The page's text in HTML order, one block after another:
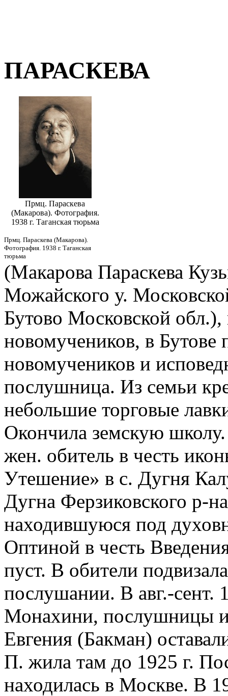
ПАРАСКЕВА
Прмц. Параскева
(Макарова). Фотография.
1938 г. Таганская тюрьма
Прмц. Параскева (Макарова).
Фотография. 1938 г. Таганская
тюрьма
(Макарова Параскева
Можайского у.
Бутово Московской
новомучеников, в
новомучеников и
послушница. Из семьи
небольшие торговые
Окончила земскую
жен. обитель в честь
Утешение» в с. Дугня
Дугна Ферзиковского р-
находившуюся под
Оптиной в честь
пуст. В обители
послушании. В авг.-сент.
Монахини, послушницы и
Евгения (Бакман)
П. жила там до 1925 г.
находилась в Москве. В